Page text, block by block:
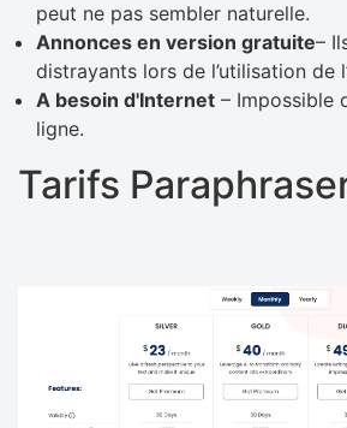
peut ne pas sembler naturelle.
Annonces en version gratuite–
distrayants lors de l’utilisation de
A besoin d'Internet – Impossible
ligne.
Tarifs